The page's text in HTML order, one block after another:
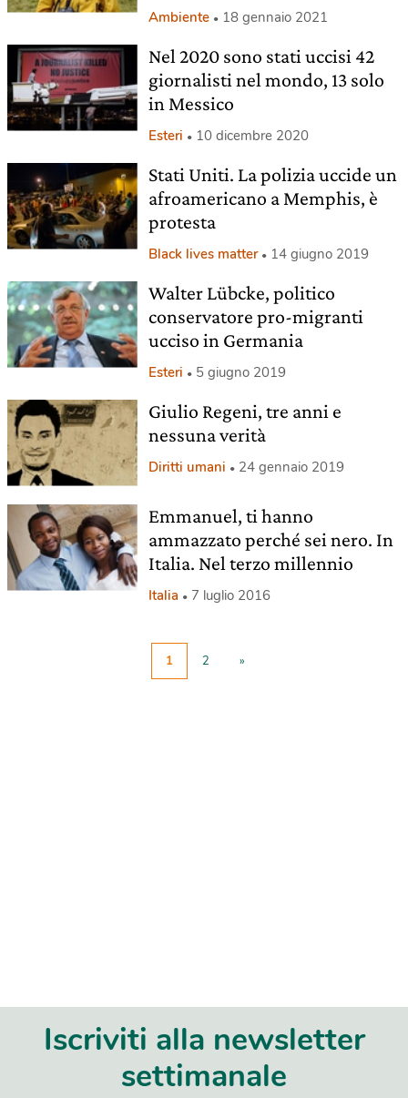
Ambiente 18 gennaio 2021
Nel 2020 sono stati uccisi 42
giornalisti nel mondo, 13 solo
in Messico
Esteri 10 dicembre 2020
Stati Uniti. La polizia uccide un
afroamericano a Memphis, è
protesta
Black lives matter 14 giugno 2019
Walter Lübcke, politico
conservatore pro-migranti
ucciso in Germania
Esteri 5 giugno 2019
Giulio Regeni, tre anni e
nessuna verità
Diritti umani 24 gennaio 2019
Emmanuel, ti hanno
ammazzato perché sei nero. In
Italia. Nel terzo millennio
Italia 7 luglio 2016
1 2 »
Iscriviti alla newsletter
settimanale